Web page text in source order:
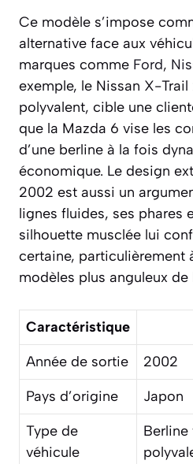
Ce modèle s’impose
alternative face aux
marques comme Ford,
exemple, le Nissan X-
polyvalent, cible une
que la Mazda 6 vise les
d’une berline à la fois
économique. Le design
2002 est aussi un
lignes fluides, ses phares
silhouette musclée lui
certaine, particulièrement
modèles plus anguleux de
Caractéristique
Année de sortie
2002
Pays d’origine
Japon
Type de
véhicule